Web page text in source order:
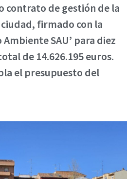
contrato de gestión de la
firmado con la
Ambiente SAU’ para diez
de 14.626.195 euros.
el presupuesto del